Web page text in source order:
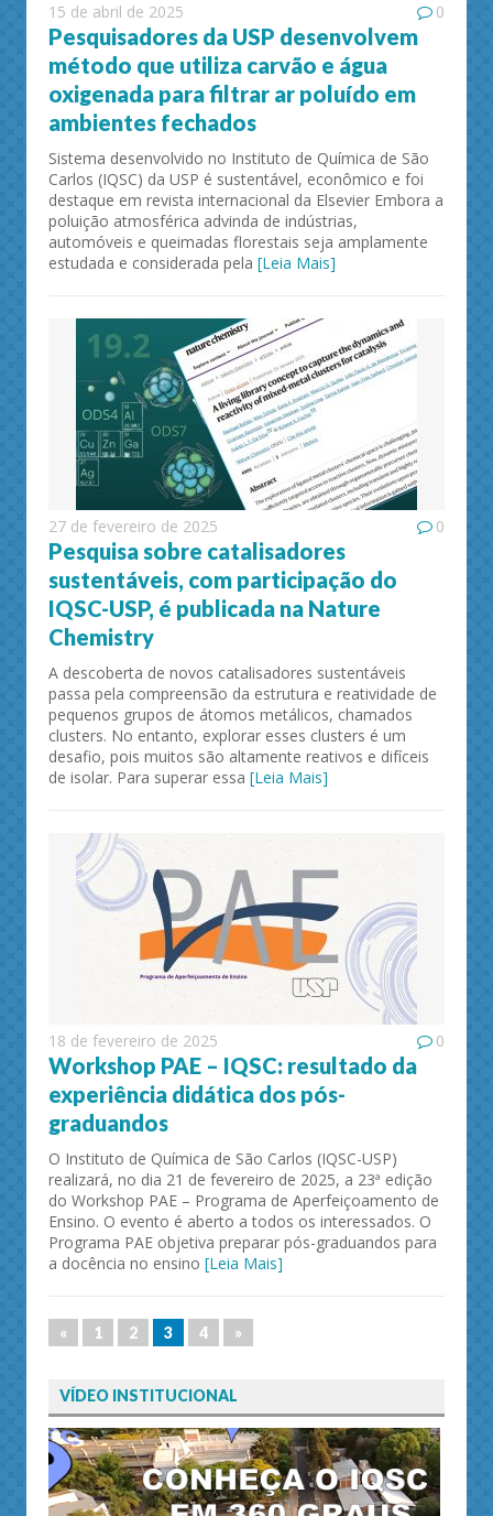
15 de abril de 2025 0
Pesquisadores da USP desenvolvem
método que utiliza carvão e água
oxigenada para filtrar ar poluído em
ambientes fechados
Sistema desenvolvido no Instituto de Química de São
Carlos (IQSC) da USP é sustentável, econômico e foi
destaque em revista internacional da Elsevier Embora a
poluição atmosférica advinda de indústrias,
automóveis e queimadas florestais seja amplamente
estudada e considerada pela [Leia Mais]
27 de fevereiro de 2025 0
Pesquisa sobre catalisadores
sustentáveis, com participação do
IQSC-USP, é publicada na Nature
Chemistry
A descoberta de novos catalisadores sustentáveis
passa pela compreensão da estrutura e reatividade de
pequenos grupos de átomos metálicos, chamados
clusters. No entanto, explorar esses clusters é um
desafio, pois muitos são altamente reativos e difíceis
de isolar. Para superar essa [Leia Mais]
18 de fevereiro de 2025 0
Workshop PAE – IQSC: resultado da
experiência didática dos pós-
graduandos
O Instituto de Química de São Carlos (IQSC-USP)
realizará, no dia 21 de fevereiro de 2025, a 23ª edição
do Workshop PAE – Programa de Aperfeiçoamento de
Ensino. O evento é aberto a todos os interessados. O
Programa PAE objetiva preparar pós-graduandos para
a docência no ensino [Leia Mais]
« 1 2 3 4 »
VÍDEO INSTITUCIONAL